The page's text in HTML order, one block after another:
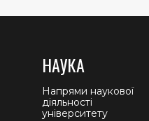
НАУКА
Напрями наукової
діяльності
університету